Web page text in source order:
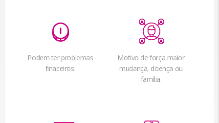
Podem ter problemas
finaceiros.
Motivo de força maior
mudança, doença ou
família.